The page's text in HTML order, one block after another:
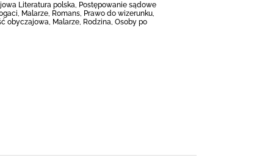
Literatura polska, Postępowanie sądowe
Malarze, Romans, Prawo do wizerunku,
obyczajowa, Malarze, Rodzina, Osoby po